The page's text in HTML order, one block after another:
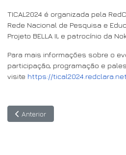
TICAL2024 é organizada pela
Rede Nacional de Pesquisa e
Projeto BELLA II, e patrocínio da
Para mais informações sobre o
participação, programação e
visite https://tical2024.redclara.net
Artigo anterior: Guatemala se
Anterior